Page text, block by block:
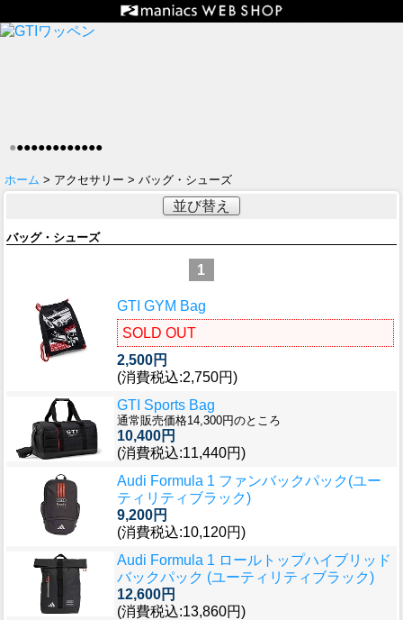
●●●●●●●●●●●●●
ホーム > アクセサリー > バッグ・シューズ
並び替え
バッグ・シューズ
1
GTI GYM Bag
SOLD OUT
2,500円
(消費税込:2,750円)
GTI Sports Bag
通常販売価格14,300円のところ
10,400円
(消費税込:11,440円)
Audi Formula 1 ファンバックパック(ユー
ティリティブラック)
9,200円
(消費税込:10,120円)
Audi Formula 1 ロールトップハイブリッド
バックパック (ユーティリティブラック)
12,600円
(消費税込:13,860円)